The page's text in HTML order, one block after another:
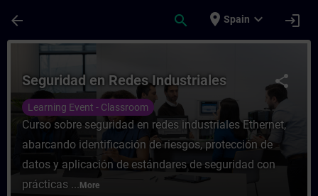
arrow_back search place Spain expand_more login
Course - Seguridad en Redes
share
Seguridad en Redes Industriales
Learning Event - Classroom
Curso sobre seguridad en redes industriales Ethernet,
abarcando identificación de riesgos, protección de
datos y aplicación de estándares de seguridad con
prácticas ... More